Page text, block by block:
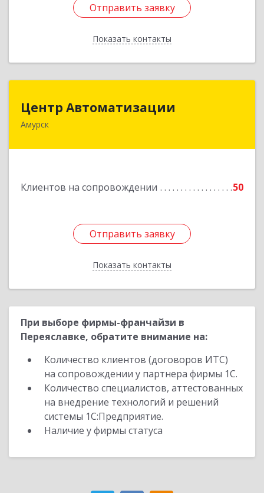
Отправить заявку
Показать контакты
Отправить заявку
Назад
Центр Автоматизации
Амурск
Клиентов на сопровождении 50
Отправить заявку
Показать контакты
682640, Хабаровский край, Амурск г, Мира пр-
Отправить заявку
Назад
При выборе фирмы-франчайзи в
Переяславке, обратите внимание на:
Количество клиентов (договоров ИТС)
на сопровождении у партнера фирмы 1С.
Количество специалистов, аттестованных
на внедрение технологий и решений
системы 1С:Предприятие.
Наличие у фирмы статуса